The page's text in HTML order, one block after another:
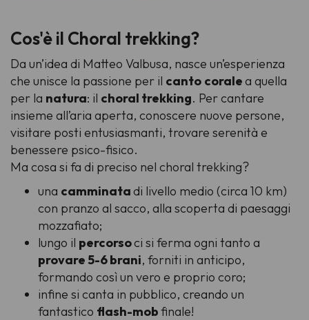
Cos'è il Choral trekking?
Da un’idea di Matteo Valbusa, nasce un’esperienza
che unisce la passione per il canto coralea quella
per la natura: il choral trekking. Per cantare
insieme all’aria aperta, conoscere nuove persone,
visitare posti entusiasmanti, trovare serenità e
benessere psico-fisico.
Ma cosa si fa di preciso nel choral trekking?
una camminatadi livello medio (circa 10 km)
con pranzo al sacco, alla scoperta di paesaggi
mozzafiato;
lungo il percorsoci si ferma ogni tanto a
provare 5-6 brani, forniti in anticipo,
formando così un vero e proprio coro;
infine si canta in pubblico, creando un
fantastico flash-mobfinale!